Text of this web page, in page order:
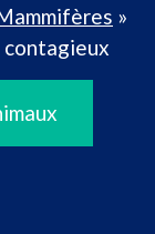
»
contagieux